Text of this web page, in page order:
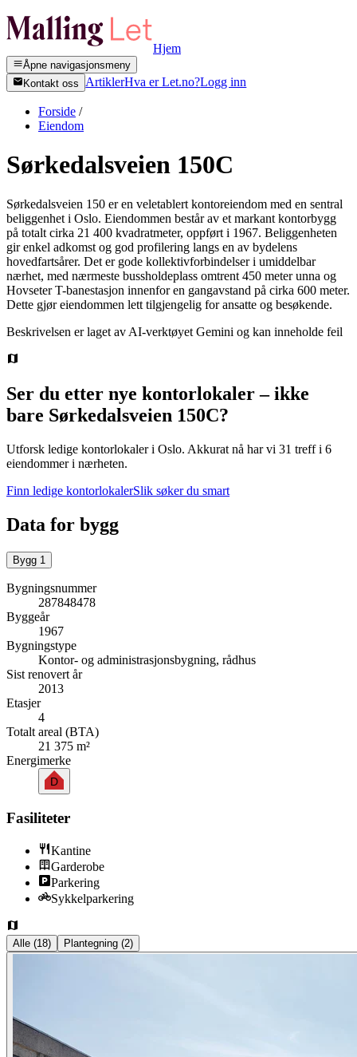
Hjem
Åpne navigasjonsmeny
Kontakt oss
ArtiklerHva er Let.no?Logg inn
Forside /
Eiendom
Sørkedalsveien 150C
Sørkedalsveien 150 er en veletablert kontoreiendom med en sentral
beliggenhet i Oslo. Eiendommen består av et markant kontorbygg
på totalt cirka 21 400 kvadratmeter, oppført i 1967. Beliggenheten
gir enkel adkomst og god profilering langs en av bydelens
hovedfartsårer. Det er gode kollektivforbindelser i umiddelbar
nærhet, med nærmeste bussholdeplass omtrent 450 meter unna og
Hovseter T-banestasjon innenfor en gangavstand på cirka 600 meter.
Dette gjør eiendommen lett tilgjengelig for ansatte og besøkende.
Beskrivelsen er laget av AI-verktøyet Gemini og kan inneholde feil
Ser du etter nye kontorlokaler – ikke
bare Sørkedalsveien 150C?
Utforsk ledige kontorlokaler i Oslo. Akkurat nå har vi 31 treff i 6
eiendommer i nærheten.
Finn ledige kontorlokalerSlik søker du smart
Data for bygg
Bygg 1
Bygningsnummer
287848478
Byggeår
1967
Bygningstype
Kontor- og administrasjonsbygning, rådhus
Sist renovert år
2013
Etasjer
4
Totalt areal (BTA)
21 375 m²
Energimerke
D
Fasiliteter
Kantine
Garderobe
Parkering
Sykkelparkering
Alle (18) Plantegning (2)